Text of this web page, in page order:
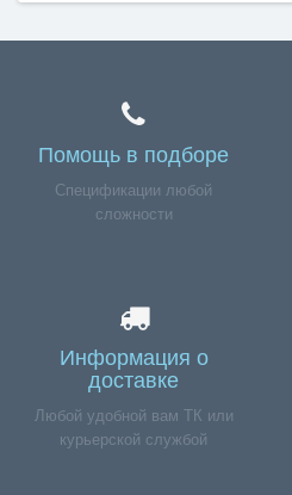
Помощь в подборе
Спецификации любой
сложности
Информация о
доставке
Любой удобной вам ТК или
курьерской службой